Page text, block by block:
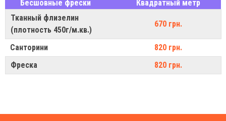
Бесшовные фрески
Квадратный метр
Тканный флизелин
(плотность 450г/м.кв.)
670 грн.
Санторини
820 грн.
Фреска
820 грн.